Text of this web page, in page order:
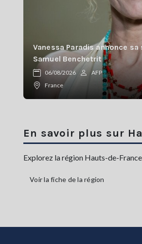
Vanessa Paradis annonce
Samuel Benchetrit
06/08/2026
AFP
France
En savoir plus sur
Explorez la région Hauts-de-
Voir la fiche de la région